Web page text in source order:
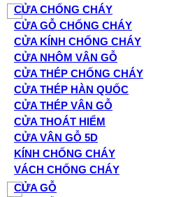
CỬA CHỐNG CHÁY
CỬA GỖ CHỐNG CHÁY
CỬA KÍNH CHỐNG CHÁY
CỬA NHÔM VÂN GỖ
CỬA THÉP CHỐNG CHÁY
CỬA THÉP HÀN QUỐC
CỬA THÉP VÂN GỖ
CỬA THOÁT HIỂM
CỬA VÂN GỖ 5D
KÍNH CHỐNG CHÁY
VÁCH CHỐNG CHÁY
CỬA GỖ